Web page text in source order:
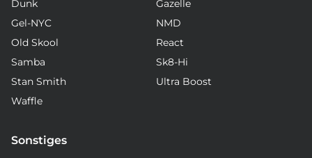
Dunk
Gazelle
Gel-NYC
NMD
Old Skool
React
Samba
Sk8-Hi
Stan Smith
Ultra Boost
Waffle
Sonstiges